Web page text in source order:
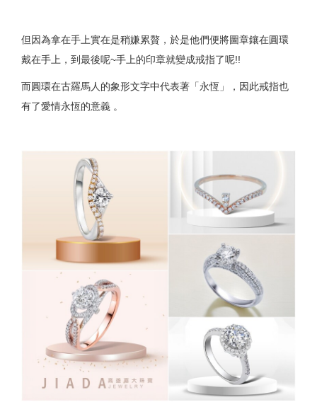
但因為拿在手上實在是稍嫌累贅，於是他們便將圖章鑲在圓環
戴在手上，到最後呢~手上的印章就變成戒指了呢!!
而圓環在古羅馬人的象形文字中代表著「永恆」，因此戒指也
有了愛情永恆的意義 。